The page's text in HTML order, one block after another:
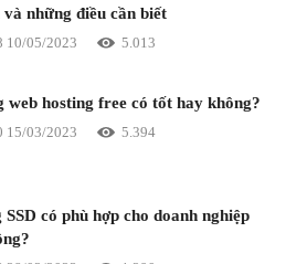
và những điều cần biết
10/05/2023 5.013
web hosting free có tốt hay không?
15/03/2023 5.394
SSD có phù hợp cho doanh nghiệp